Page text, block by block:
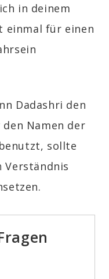
in deinem
einmal für einen
Dadashri den
Namen der
sollte
Verständnis